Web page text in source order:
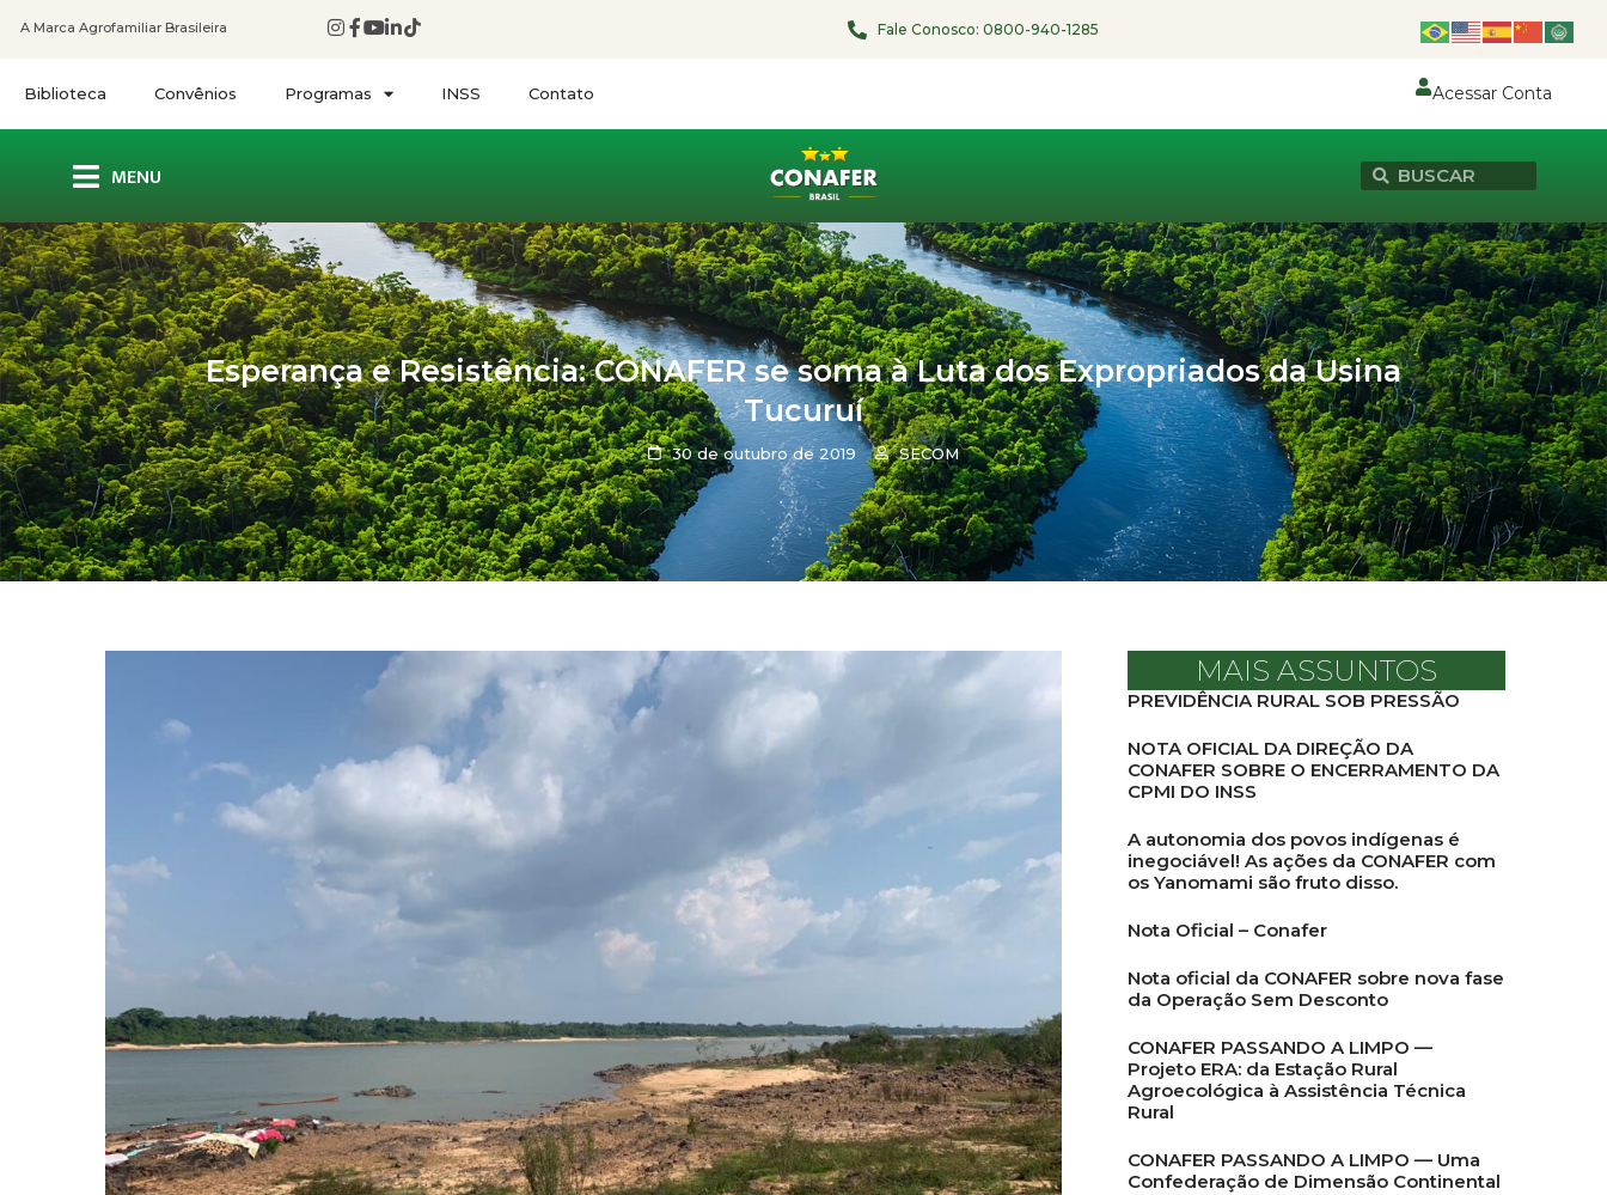
A Marca Agrofamiliar Brasileira Fale Conosco: 0800-940-1285
Biblioteca Convênios Programas INSS Contato Acessar Conta
MENU
Esperança e Resistência: CONAFER se soma à Luta dos Expropriados da Usina
Tucuruí
30 de outubro de 2019 SECOM
MAIS ASSUNTOS
PREVIDÊNCIA RURAL SOB PRESSÃO
NOTA OFICIAL DA DIREÇÃO DA
CONAFER SOBRE O ENCERRAMENTO DA
CPMI DO INSS
A autonomia dos povos indígenas é
inegociável! As ações da CONAFER com
os Yanomami são fruto disso.
Nota Oficial – Conafer
Nota oficial da CONAFER sobre nova fase
da Operação Sem Desconto
CONAFER PASSANDO A LIMPO —
Projeto ERA: da Estação Rural
Agroecológica à Assistência Técnica
Rural
CONAFER PASSANDO A LIMPO — Uma
Confederação de Dimensão Continental